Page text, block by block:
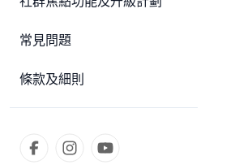
常見問題
條款及細則